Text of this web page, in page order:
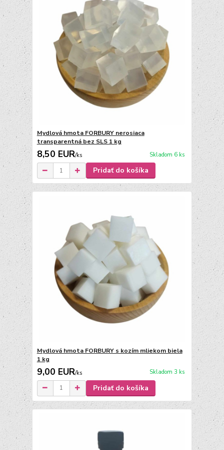
Mydlová hmota FORBURY nerosiaca
transparentná bez SLS 1 kg
8,50 EUR/ks Skladom 6 ks
Pridať do košíka
Mydlová hmota FORBURY s kozím mliekom biela
1 kg
9,00 EUR/ks Skladom 3 ks
Pridať do košíka